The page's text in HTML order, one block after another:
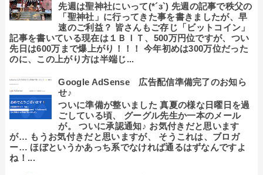
先週は聖神社にいって(*´з`) 先週の記事で秩父の
「聖神社」に行ってきた事を書きましたが、早
速のご利益？ 皆さんもご存じ「ビットコイン」
記事を書いている現在は１ＢＩＴ、500万円位ですが、つい
先日は600万まで爆上がり！！！ 今年初めは300万位だった
のに、この上がり方は半端じ...
Google AdSense 広告配信準備完了のお知ら
せ♪
ついに準備が整いました 真夏の様な日曜日を過
ごしている頃、 グーグル先生か一本のメール
が。 ついに承認通知♪ お気付きだと思います
が… もうお気付きだと思いますが、 そうこれは、ブロガ
ー… ほぼというかあっち系でなければ通るはずなんですよ
ね！...